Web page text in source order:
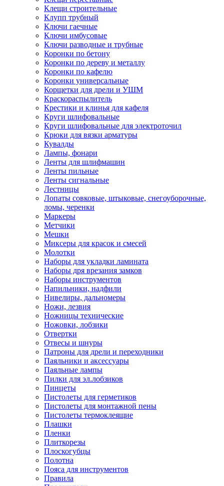
Клещи строительные
Клупп трубный
Ключи гаечные
Ключи имбусовые
Ключи разводные и трубные
Коронки по бетону
Коронки по дереву и металлу
Коронки по кафелю
Коронки универсальные
Корщетки для дрели и УШМ
Краскораспылитель
Крестики и клинья для кафеля
Круги шлифовальные
Круги шлифовальные для электроточил
Крюки для вязки арматуры
Кувалды
Лампы, фонари
Ленты для шлифмашин
Ленты пильные
Ленты сигнальные
Лестницы
Лопаты совковые, штыковые, снегоуборочные,
ломы, черенки
Маркеры
Метчики
Мешки
Миксеры для красок и смесей
Молотки
Наборы для укладки ламината
Наборы дря врезания замков
Наборы инструментов
Напильники, надфили
Нивелиры, дальномеры
Ножи, лезвия
Ножницы технические
Ножовки, лобзики
Отвертки
Отвесы и шнуры
Патроны для дрели и переходники
Паяльники и аксессуары
Паяльные лампы
Пилки для эл.лобзиков
Пинцеты
Пистолеты для герметиков
Пистолеты для монтажной пены
Пистолеты термоклеящие
Плашки
Пленки
Плиткорезы
Плоскогубцы
Полотна
Пояса для инструментов
Правила